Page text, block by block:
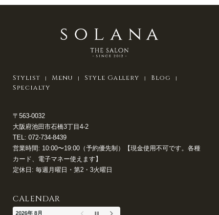
Stylist Menu Style Gallery
Blog
Specialty
〒563-0032
大阪府池田市石橋3丁目4-2
TEL: 072-734-8439
営業時間: 10:00〜19:00（予約優先制）【現金使用不可です。各種
カード、電子マネー使えます】
定休日: 毎週月曜日・第2・3火曜日
CALENDAR
2026年 8月